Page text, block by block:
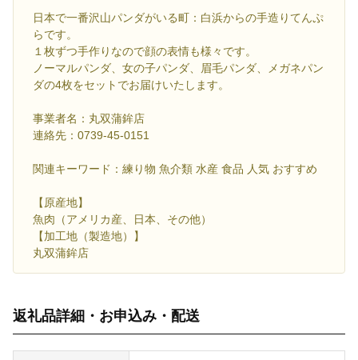
日本で一番沢山パンダがいる町：白浜からの手造りてんぷ
らです。
１枚ずつ手作りなので顔の表情も様々です。
ノーマルパンダ、女の子パンダ、眉毛パンダ、メガネパン
ダの4枚をセットでお届けいたします。
事業者名：丸双蒲鉾店
連絡先：0739-45-0151
関連キーワード：練り物 魚介類 水産 食品 人気 おすすめ
【原産地】
魚肉（アメリカ産、日本、その他）
【加工地（製造地）】
丸双蒲鉾店
返礼品詳細・お申込み・配送